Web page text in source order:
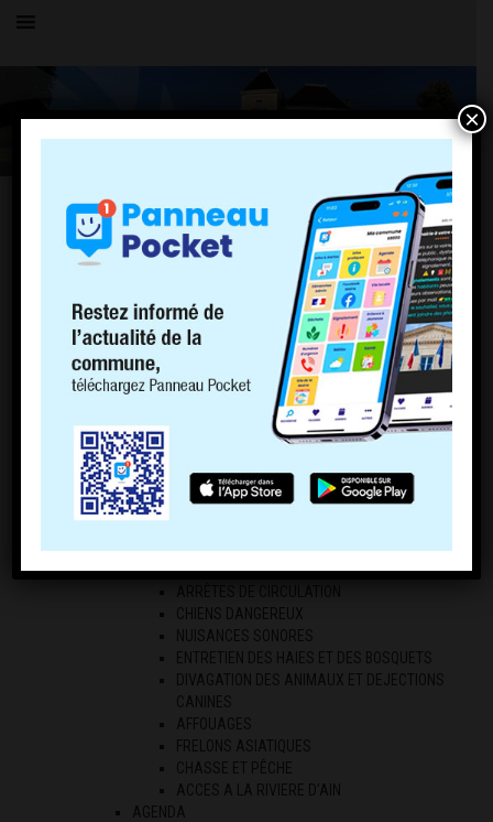
OK
PAGES
PLU
Politique de cookies (EU)
ACCUEIL
HISTOIRE
COMMERCE
COMPTOIR DE CHARNOZ
ECONOMIE LOCALE
LES AGRICULTEURS
RÉGLEMENTATION
CHIENS DANGEREUX
NUISANCES SONORES
ENTRETIEN DES HAIES ET DES BOSQUETS
DIVAGATION DES ANIMAUX ET DEJECTIONS
CANINES
AFFOUAGES
FRELONS ASIATIQUES
CHASSE ET PÊCHE
ACCES A LA RIVIERE D’AIN
AGENDA
×